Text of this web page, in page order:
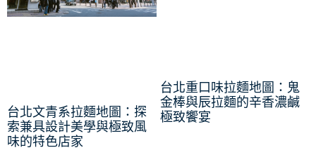
台北文青系拉麵地圖：探
索兼具設計美學與極致風
味的特色店家
台北重口味拉麵地圖：鬼
金棒與辰拉麵的辛香濃鹹
極致饗宴